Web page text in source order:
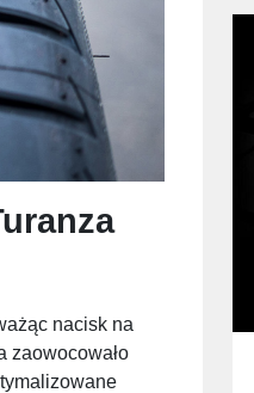
nacisk na
zaowocowało